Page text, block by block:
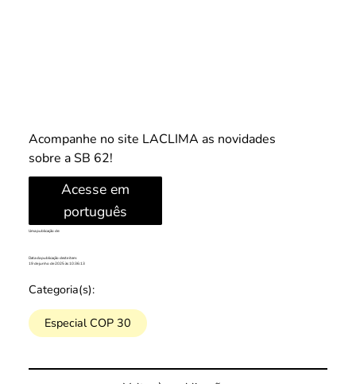
Acompanhe no site LACLIMA as novidades
sobre a SB 62!
Acesse em
português
Uma publicação de:
Data da publicação deste item:
19 de junho de 2025 às 10:36:13
Categoria(s):
Especial COP 30